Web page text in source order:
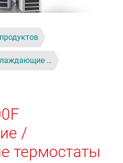
…
/
термостаты